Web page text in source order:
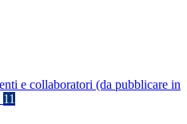
e collaboratori (da pubblicare in
11